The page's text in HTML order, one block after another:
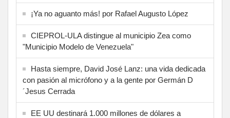
¡Ya no aguanto más! por Rafael Augusto López
CIEPROL-ULA distingue al municipio Zea como
"Municipio Modelo de Venezuela"
Hasta siempre, David José Lanz: una vida dedicada
con pasión al micrófono y a la gente por Germán D
´Jesus Cerrada
EE UU destinará 1.000 millones de dólares a